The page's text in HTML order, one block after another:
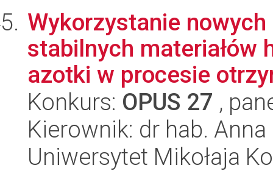
Wykorzystanie
stabilnych materiałów
azotki w procesie
Konkurs: OPUS 27 ,
Kierownik: dr hab.
Uniwersytet Mikołaja